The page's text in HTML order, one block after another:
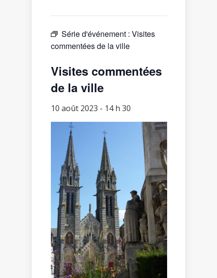
Série d'événement : Visites
commentées de la ville
Visites commentées
de la ville
10 août 2023 - 14 h 30